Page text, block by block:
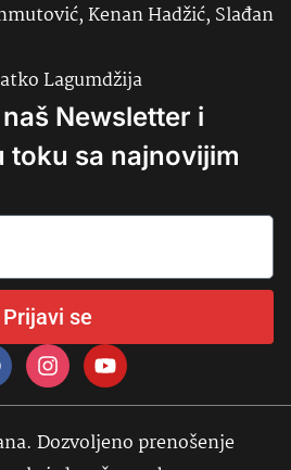
Kenan Hadžić, Slađan
Lagumdžija
Newsletter i
toku sa najnovijim
Prijavi se
Dozvoljeno prenošenje